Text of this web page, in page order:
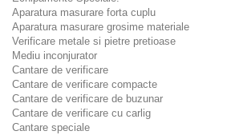
Aparatura masurare forta cuplu
Aparatura masurare grosime materiale
Verificare metale si pietre pretioase
Mediu inconjurator
Cantare de verificare
Cantare de verificare compacte
Cantare de verificare de buzunar
Cantare de verificare cu carlig
Cantare speciale